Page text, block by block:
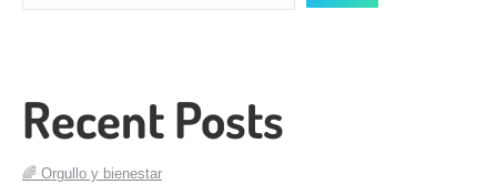
Recent Posts
🌈 Orgullo y bienestar